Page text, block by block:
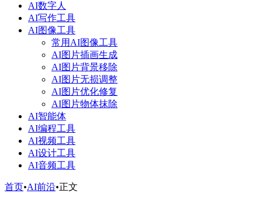
AI数字人
AI写作工具
AI图像工具
常用AI图像工具
AI图片插画生成
AI图片背景移除
AI图片无损调整
AI图片优化修复
AI图片物体抹除
AI智能体
AI编程工具
AI视频工具
AI设计工具
AI音频工具
首页•AI前沿•正文